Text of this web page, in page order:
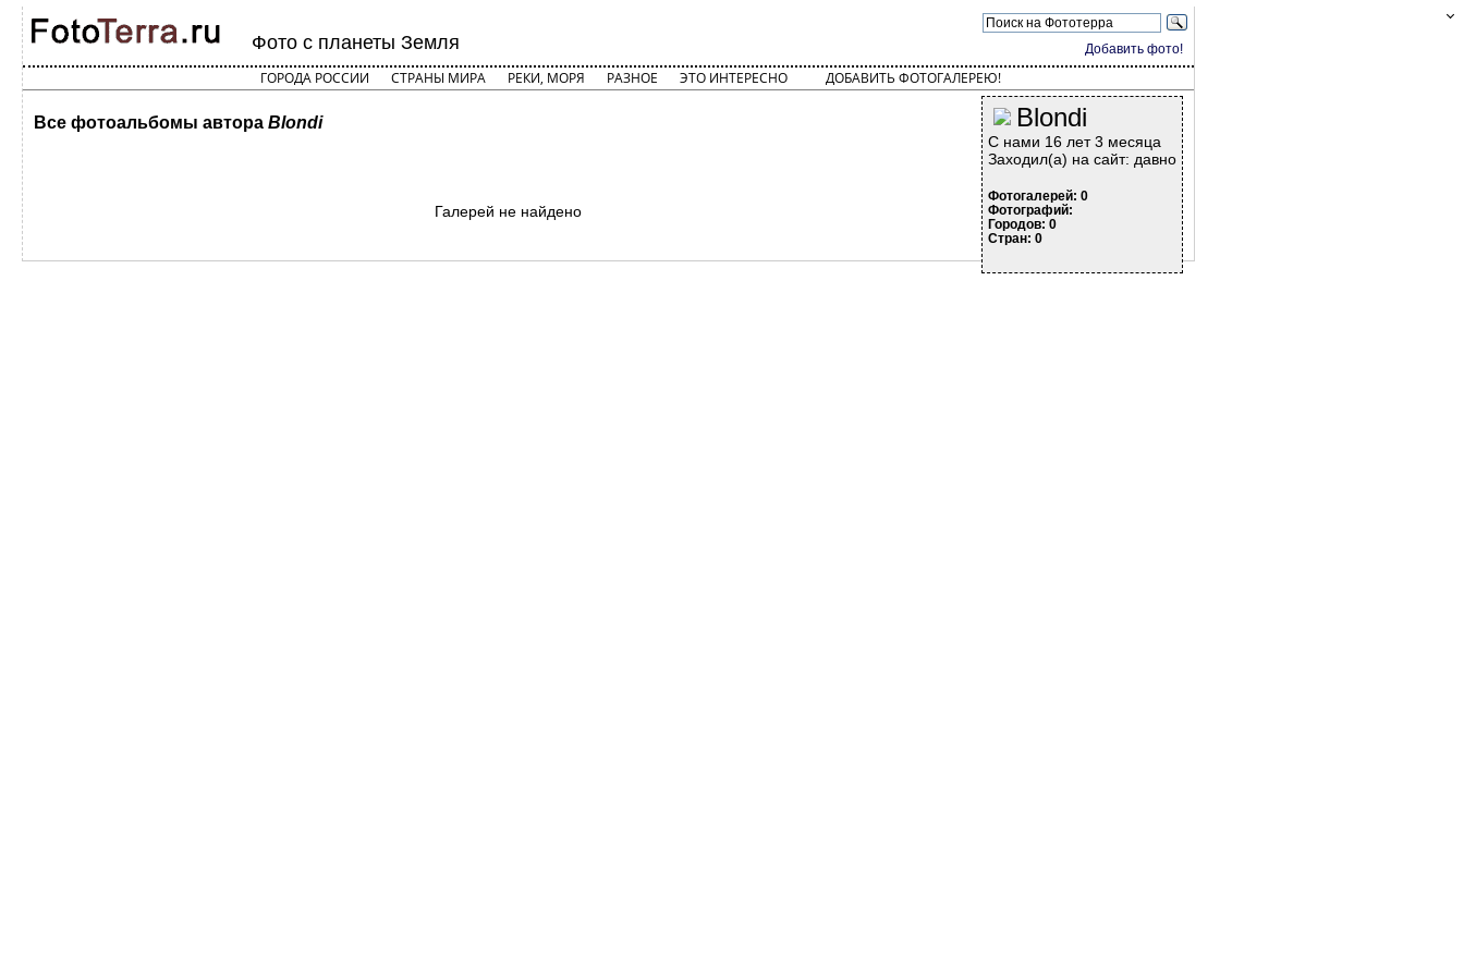
Добавить фото!
Фото с планеты Земля
ГОРОДА РОССИИ СТРАНЫ МИРА РЕКИ, МОРЯ РАЗНОЕ ЭТО ИНТЕРЕСНО ДОБАВИТЬ ФОТОГАЛЕРЕЮ!
Blondi
С нами 16 лет 3 месяца
Заходил(а) на сайт: давно
Фотогалерей: 0
Фотографий:
Городов: 0
Стран: 0
Все фотоальбомы автора Blondi
Галерей не найдено